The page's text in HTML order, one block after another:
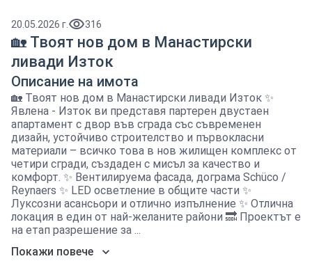
20.05.2026 г. 316
🏡 Твоят нов дом в Манастирски
ливади Изток
Описание на имота
🏡 Твоят нов дом в Манастирски ливади Изток ✨
Явлена - Изток ви представя партерен двустаен
апартамент с двор във сграда със съвременен
дизайн, устойчиво строителство и първокласни
материали – всичко това в нов жилищен комплекс от
четири сгради, създаден с мисъл за качество и
комфорт. ✨ Вентилируема фасада, дограма Schüco /
Reynaers ✨ LED осветление в общите части ✨
Луксозни асансьори и отлично изпълнение ✨ Отлична
локация в един от най-желаните райони 🔜 Проектът е
на етап разрешение за ...
Покажи повече